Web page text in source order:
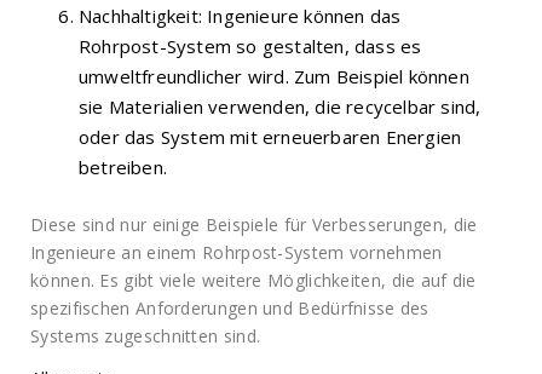
Nachhaltigkeit: Ingenieure können das
Rohrpost-System so gestalten, dass es
umweltfreundlicher wird. Zum Beispiel können
sie Materialien verwenden, die recycelbar sind,
oder das System mit erneuerbaren Energien
betreiben.
Diese sind nur einige Beispiele für Verbesserungen, die
Ingenieure an einem Rohrpost-System vornehmen
können. Es gibt viele weitere Möglichkeiten, die auf die
spezifischen Anforderungen und Bedürfnisse des
Systems zugeschnitten sind.